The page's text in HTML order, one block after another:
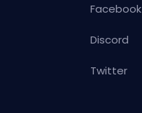
Facebook
Discord
Twitter